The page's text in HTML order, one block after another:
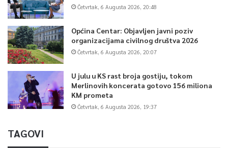
Četvrtak, 6 Augusta 2026, 20:48
Općina Centar: Objavljen javni poziv
organizacijama civilnog društva 2026
Četvrtak, 6 Augusta 2026, 20:07
U julu u KS rast broja gostiju, tokom
Merlinovih koncerata gotovo 156 miliona
KM prometa
Četvrtak, 6 Augusta 2026, 19:37
TAGOVI